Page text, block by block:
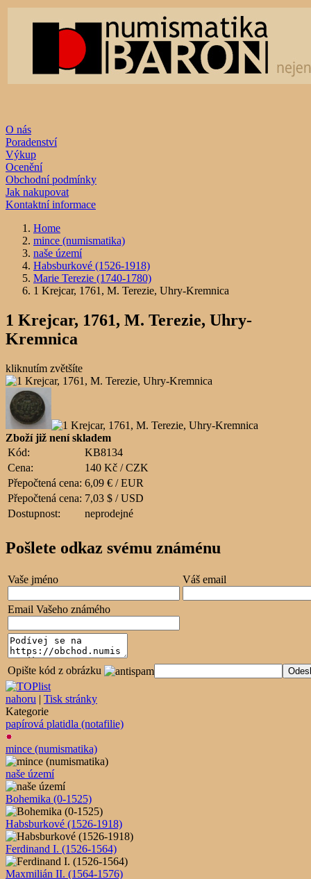
O nás
Poradenství
Výkup
Ocenění
Obchodní podmínky
Jak nakupovat
Kontaktní informace
Home
mince (numismatika)
naše území
Habsburkové (1526-1918)
Marie Terezie (1740-1780)
1 Krejcar, 1761, M. Terezie, Uhry-Kremnica
1 Krejcar, 1761, M. Terezie, Uhry-
Kremnica
kliknutím zvětšíte
Zboží již není skladem
Kód:
KB8134
Cena:
140 Kč / CZK
Přepočtená cena: 6,09 € / EUR
Přepočtená cena: 7,03 $ / USD
Dostupnost:
neprodejné
Pošlete odkaz svému známénu
Vaše jméno Váš email
Email Vašeho známého
Opište kód z obrázku
nahoru | Tisk stránky
Kategorie
papírová platidla (notafilie)
mince (numismatika)
naše území
Bohemika (0-1525)
Habsburkové (1526-1918)
Ferdinand I. (1526-1564)
Maxmilián II. (1564-1576)